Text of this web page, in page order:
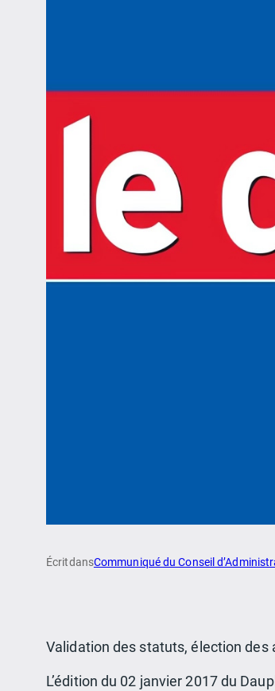
ÉcritdansCommuniqué du Conseil
Validation des statuts, élection des
L’édition du 02 janvier 2017 du